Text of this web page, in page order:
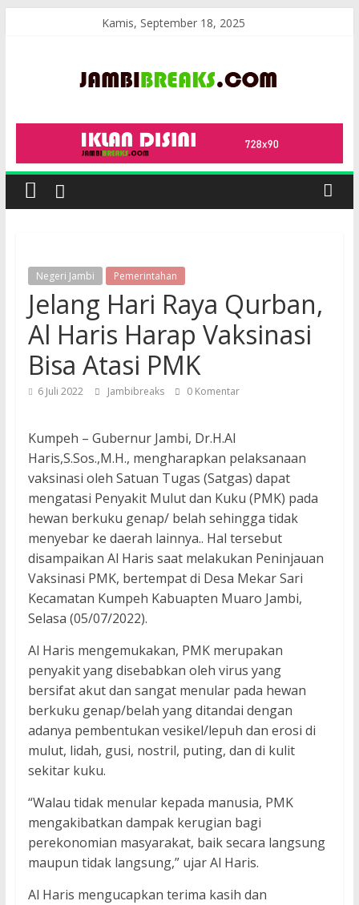
Kamis, September 18, 2025
JambiBreaks
Negeri Jambi Pemerintahan
Jelang Hari Raya Qurban,
Al Haris Harap Vaksinasi
Bisa Atasi PMK
6 Juli 2022 Jambibreaks 0 Komentar
Kumpeh – Gubernur Jambi, Dr.H.Al
Haris,S.Sos.,M.H., mengharapkan pelaksanaan
vaksinasi oleh Satuan Tugas (Satgas) dapat
mengatasi Penyakit Mulut dan Kuku (PMK) pada
hewan berkuku genap/ belah sehingga tidak
menyebar ke daerah lainnya.. Hal tersebut
disampaikan Al Haris saat melakukan Peninjauan
Vaksinasi PMK, bertempat di Desa Mekar Sari
Kecamatan Kumpeh Kabuapten Muaro Jambi,
Selasa (05/07/2022).
Al Haris mengemukakan, PMK merupakan
penyakit yang disebabkan oleh virus yang
bersifat akut dan sangat menular pada hewan
berkuku genap/belah yang ditandai dengan
adanya pembentukan vesikel/lepuh dan erosi di
mulut, lidah, gusi, nostril, puting, dan di kulit
sekitar kuku.
“Walau tidak menular kepada manusia, PMK
mengakibatkan dampak kerugian bagi
perekonomian masyarakat, baik secara langsung
maupun tidak langsung,” ujar Al Haris.
Al Haris mengucapkan terima kasih dan